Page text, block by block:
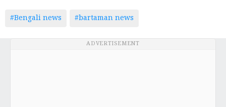
#Bengali news #bartaman news
ADVERTISEMENT